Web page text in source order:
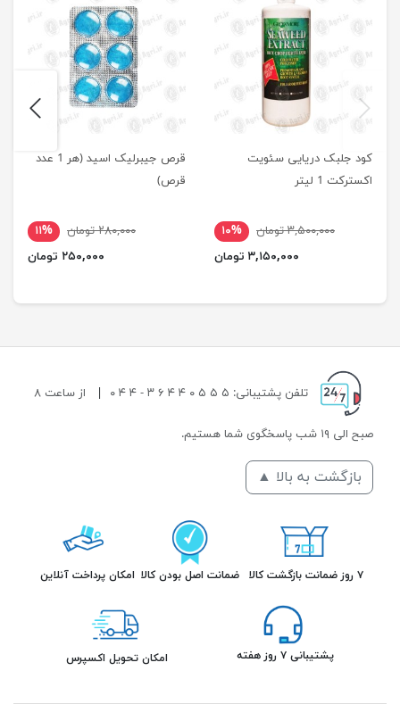
کود جلبک دریایی سئویت
اکسترکت 1 لیتر
۳,۵۰۰,۰۰۰ تومان
۱۰%
۳,۱۵۰,۰۰۰ تومان
قرص جیبرلیک اسید (هر 1 عدد
قرص)
۲۸۰,۰۰۰ تومان
۱۱%
۲۵۰,۰۰۰ تومان
previus
تلفن پشتیبانی: ۵ ۵ ۵ ۰ ۴ ۴ ۶ ۳ - ۴ ۴ ۰ | از ساعت ۸
صبح الی ۱۹ شب پاسخگوی شما هستیم.
بازگشت به بالا ▲
۷ روز ضمانت بازگشت کالا ضمانت اصل بودن کالا امکان پرداخت آنلاین
پشتیبانی ۷ روز هفته امکان تحویل اکسپرس